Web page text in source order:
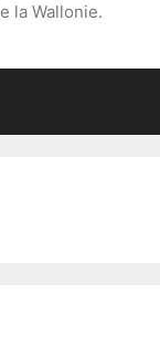
la Wallonie.